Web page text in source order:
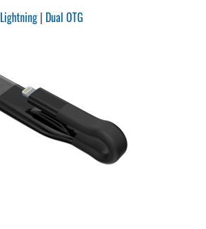
Lightning | Dual OTG